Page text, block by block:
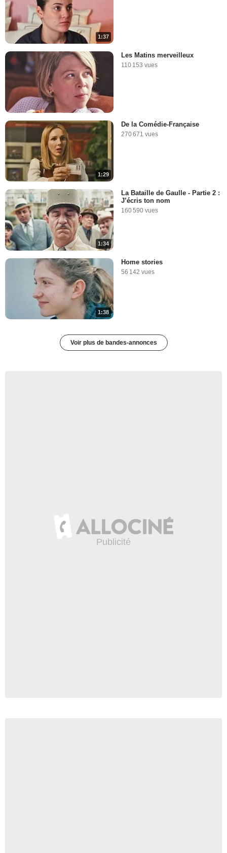
1:37
Les Matins merveilleux
110 153 vues
1:29
De la Comédie-Française
270 671 vues
1:34
La Bataille de Gaulle - Partie 2 :
J’écris ton nom
160 590 vues
1:38
Home stories
56 142 vues
Voir plus de bandes-annonces